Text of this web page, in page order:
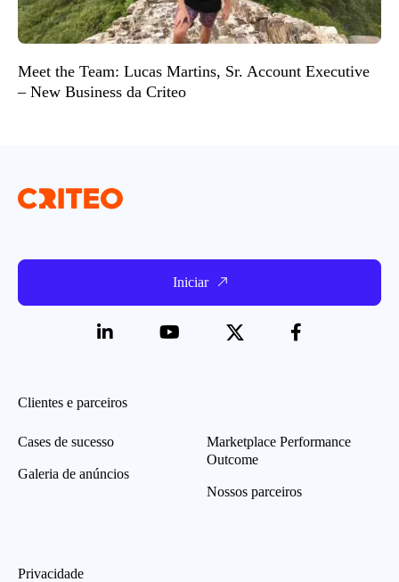
Meet the Team: Lucas Martins, Sr. Account Executive
– New Business da Criteo
Iniciar
Clientes e parceiros
Cases de sucesso
Galeria de anúncios
Marketplace Performance
Outcome
Nossos parceiros
Privacidade